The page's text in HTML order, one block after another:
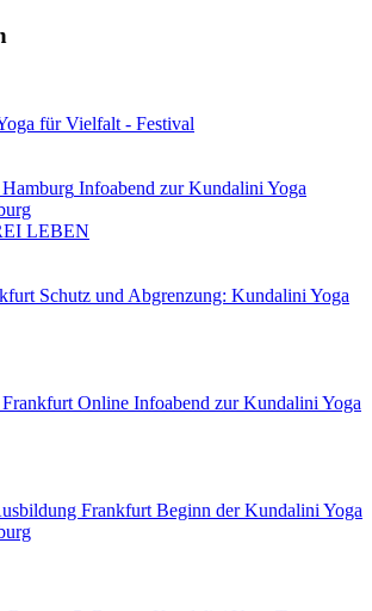
für Vielfalt - Festival
Infoabend zur Kundalini Yoga
LEBEN
Schutz und Abgrenzung: Kundalini Yoga
Online Infoabend zur Kundalini Yoga
Beginn der Kundalini Yoga